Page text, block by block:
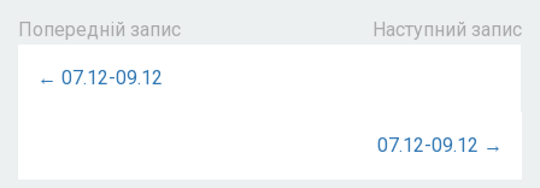
Попередній запис Наступний запис
← 07.12-09.12
07.12-09.12 →